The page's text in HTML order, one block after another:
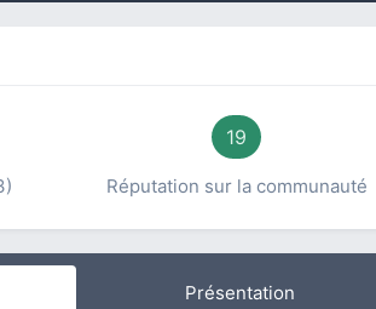
19
Réputation sur la communauté
Présentation